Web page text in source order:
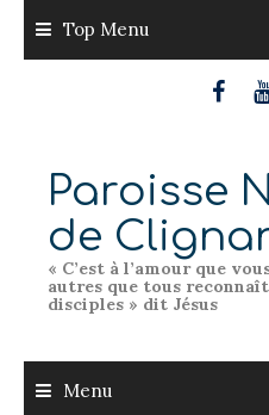
content
Top Menu
Paroisse
de
« C’est à l’amour que
autres que tous
disciples » dit Jésus
Menu